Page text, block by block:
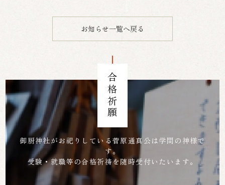
お知らせ一覧へ戻る
合格祈願
御厨神社がお祀りしている菅原通真公は学問の神様で
す。
受験・就職等の合格祈祷を随時受付いたいます。